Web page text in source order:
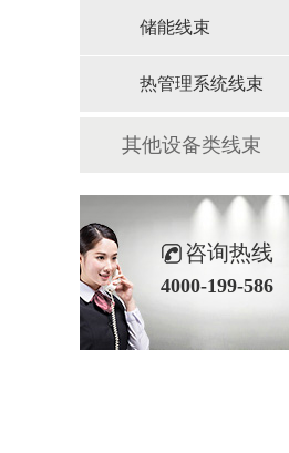
储能线束
热管理系统线束
其他设备类线束
咨询热线
4000-199-586